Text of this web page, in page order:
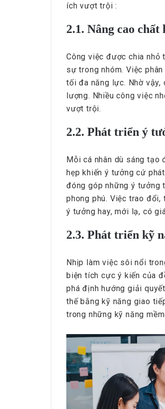
ích vượt trội :
2.1. Nâng cao chất
Công việc được chia nhỏ
sự trong nhóm. Việc
tối đa năng lực. Nhờ
lượng. Nhiều công việc
vượt trội.
2.2. Phát triển ý
Mỗi cá nhân dù sáng tạo
hẹp khiến ý tưởng cứ
đóng góp những ý tưởng
phong phú. Việc trao
ý tưởng hay, mới lạ, có
2.3. Phát triển kỹ
Nhịp làm việc sôi nổi
biện tích cực ý kiến của
phá định hướng giải
thế bằng kỹ năng giao
trong những kỹ năng